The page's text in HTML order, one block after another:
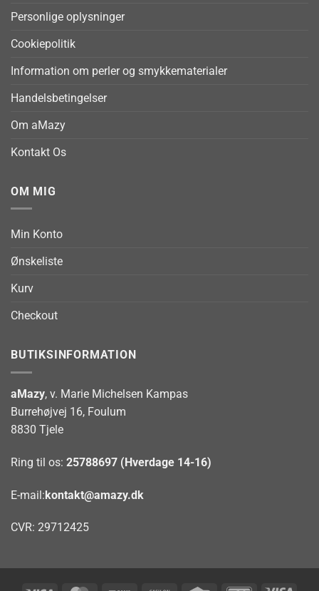
Personlige oplysninger
Cookiepolitik
Information om perler og smykkematerialer
Handelsbetingelser
Om aMazy
Kontakt Os
OM MIG
Min Konto
Ønskeliste
Kurv
Checkout
BUTIKSINFORMATION
aMazy, v. Marie Michelsen Kampas
Burrehøjvej 16, Foulum
8830 Tjele
Ring til os: 25788697 (Hverdage 14-16)
E-mail:kontakt@amazy.dk
CVR: 29712425